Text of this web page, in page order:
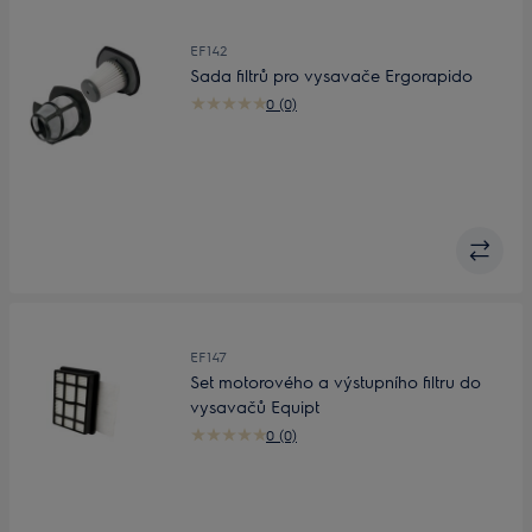
EF142
0 (0)
Sada filtrů pro vysavače Ergorapido
EF147
0 (0)
Set motorového a výstupního filtru do
vysavačů Equipt